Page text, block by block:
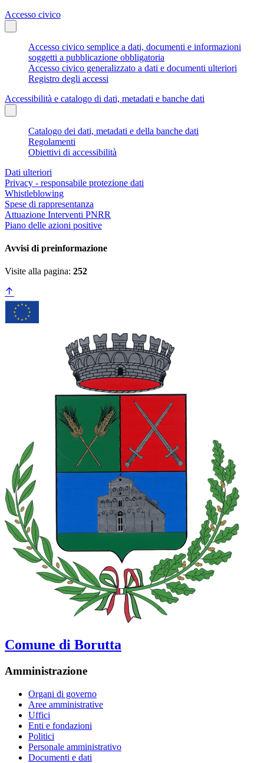
Accesso civico
Accesso civico semplice a dati, documenti e informazioni
soggetti a pubblicazione obbligatoria
Accesso civico generalizzato a dati e documenti ulteriori
Registro degli accessi
Accessibilità e catalogo di dati, metadati e banche dati
Catalogo dei dati, metadati e della banche dati
Regolamenti
Obiettivi di accessibilità
Dati ulteriori
Privacy - responsabile protezione dati
Whistleblowing
Spese di rappresentanza
Attuazione Interventi PNRR
Piano delle azioni positive
Avvisi di preinformazione
Visite alla pagina: 252
Comune di Borutta
Amministrazione
Organi di governo
Aree amministrative
Uffici
Enti e fondazioni
Politici
Personale amministrativo
Documenti e dati